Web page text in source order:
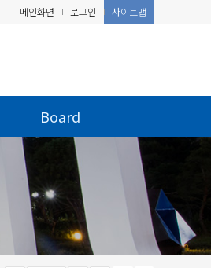
메인화면 로그인 사이트맵
Board